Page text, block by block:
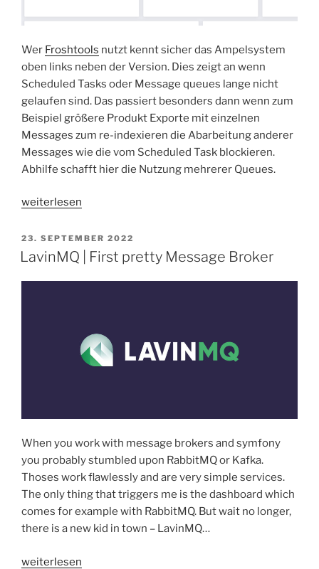
Wer Froshtools nutzt kennt sicher das Ampelsystem
oben links neben der Version. Dies zeigt an wenn
Scheduled Tasks oder Message queues lange nicht
gelaufen sind. Das passiert besonders dann wenn zum
Beispiel größere Produkt Exporte mit einzelnen
Messages zum re-indexieren die Abarbeitung anderer
Messages wie die vom Scheduled Task blockieren.
Abhilfe schafft hier die Nutzung mehrerer Queues.
„Shopware
|
Message
weiterlesen
VERÖFFENTLICHT
AM
23. SEPTEMBER 2022
LavinMQ | First pretty Message Broker
When you work with message brokers and symfony
you probably stumbled upon RabbitMQ or Kafka.
Thoses work flawlessly and are very simple services.
The only thing that triggers me is the dashboard which
comes for example with RabbitMQ. But wait no longer,
there is a new kid in town – LavinMQ…
„LavinMQ
weiterlesen